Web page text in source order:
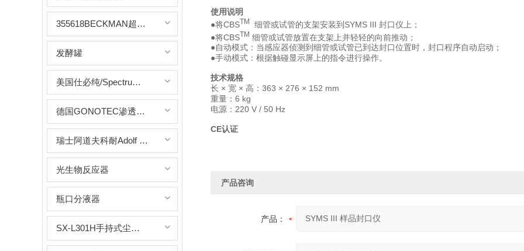
355618BECKMAN超速离心管
发酵罐
美国仕必纯/Spectrumlabs
德国GONOTEC渗透压仪
瑞士阿道夫科耐Adolf Kuhner AG
光生物反应器
瓶口分液器
SX-L301H手持式尘埃粒子计数器
使用说明
●将CBSTM
细管或试管的支架安装到SYMS III 封口仪上；
●将CBSTM 细管或试管放置在支架上并轻轻的向前推动；
●自动模式：当感应器侦测到细管或试管已到达封口位置时，封口程序自动启动；
●手动模式：根据触碰显示屏上的指令进行操作。
技术规格
长 × 宽 × 高：363 × 276 × 152 mm
重量：6 kg
电源：220 V / 50 Hz
CE认证
产品咨询
产品：